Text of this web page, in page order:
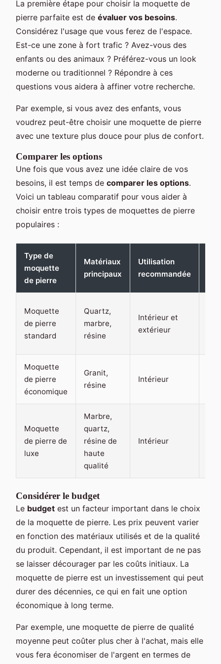
La première étape pour choisir la moquette de
pierre parfaite est de évaluer vos besoins.
Considérez l'usage que vous ferez de l'espace.
Est-ce une zone à fort trafic ? Avez-vous des
enfants ou des animaux ? Préférez-vous un look
moderne ou traditionnel ? Répondre à ces
questions vous aidera à affiner votre recherche.
Par exemple, si vous avez des enfants, vous
voudrez peut-être choisir une moquette de pierre
avec une texture plus douce pour plus de confort.
Comparer les options
Une fois que vous avez une idée claire de vos
besoins, il est temps de comparer les options.
Voici un tableau comparatif pour vous aider à
choisir entre trois types de moquettes de pierre
populaires :
Type de
moquette
de pierre
Matériaux
principaux
Utilisation
recommandée
Moquette
de pierre
standard
Quartz,
marbre,
résine
Intérieur et
extérieur
Moquette
de pierre
économique
Granit,
résine
Intérieur
Moquette
de pierre de
luxe
Marbre,
quartz,
résine de
haute
qualité
Intérieur
Considérer le budget
Le budget est un facteur important dans le choix
de la moquette de pierre. Les prix peuvent varier
en fonction des matériaux utilisés et de la qualité
du produit. Cependant, il est important de ne pas
se laisser décourager par les coûts initiaux. La
moquette de pierre est un investissement qui peut
durer des décennies, ce qui en fait une option
économique à long terme.
Par exemple, une moquette de pierre de qualité
moyenne peut coûter plus cher à l'achat, mais elle
vous fera économiser de l'argent en termes de